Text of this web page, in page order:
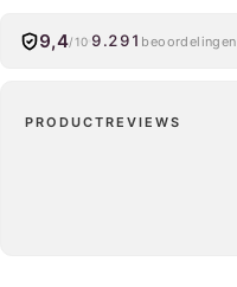
9,4/10 9.291 beoordelingen
PRODUCTREVIEWS